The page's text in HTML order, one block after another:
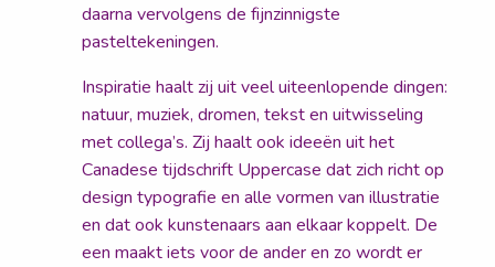
daarna vervolgens de fijnzinnigste
pasteltekeningen.
Inspiratie haalt zij uit veel uiteenlopende dingen:
natuur, muziek, dromen, tekst en uitwisseling
met collega’s. Zij haalt ook ideeën uit het
Canadese tijdschrift Uppercase dat zich richt op
design typografie en alle vormen van illustratie
en dat ook kunstenaars aan elkaar koppelt. De
een maakt iets voor de ander en zo wordt er